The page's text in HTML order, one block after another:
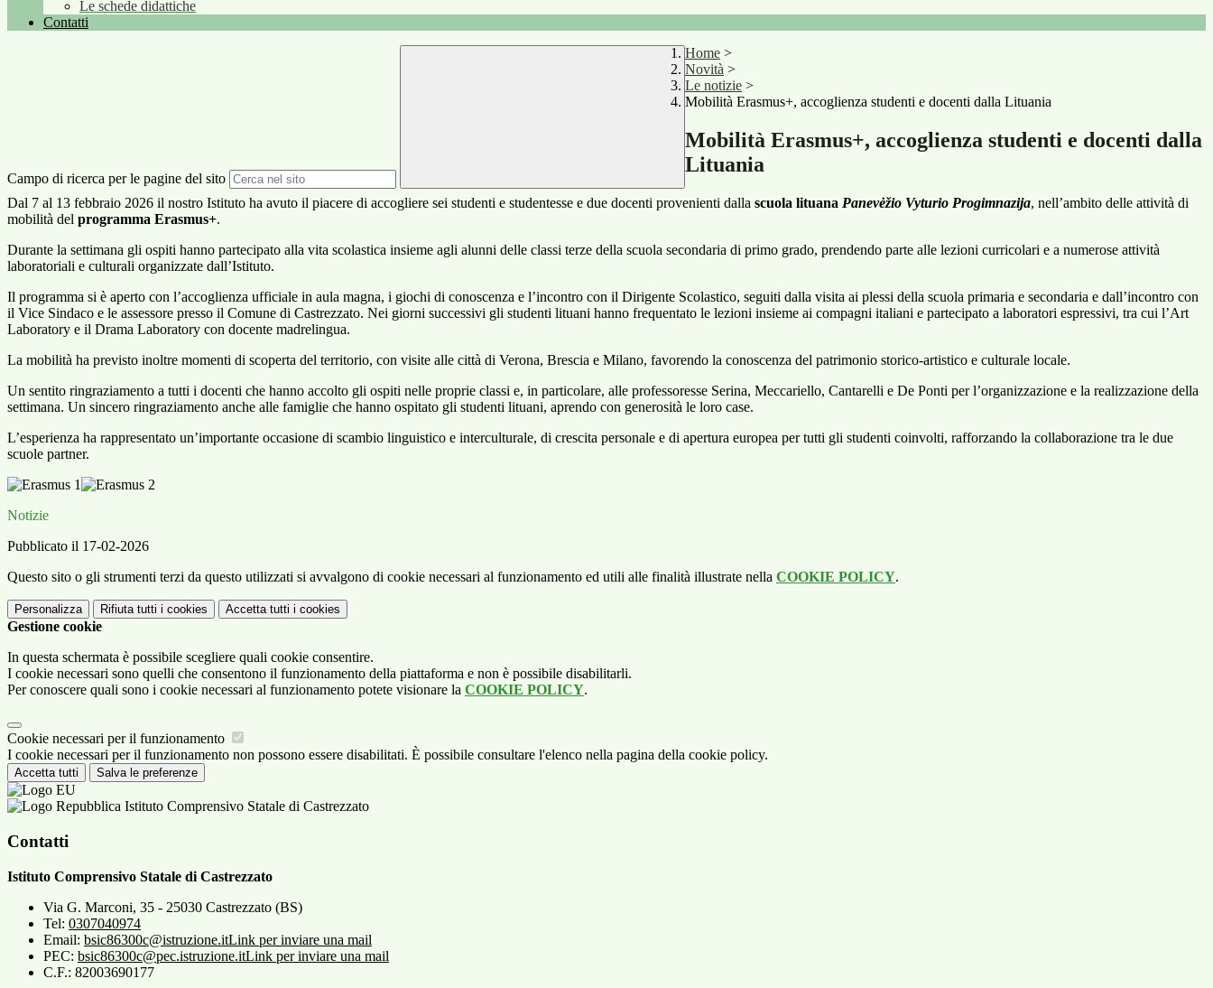
Le schede didattiche
Contatti
Campo di ricerca per le pagine del sito
Home >
Novità >
Le notizie >
Mobilità Erasmus+, accoglienza studenti e docenti dalla Lituania
Mobilità Erasmus+, accoglienza studenti e docenti dalla
Lituania
Dal 7 al 13 febbraio 2026 il nostro Istituto ha avuto il piacere di accogliere sei studenti e studentesse e due docenti provenienti dalla scuola lituana Panevėžio Vyturio Progimnazija, nell’ambito delle attività di
mobilità del programma Erasmus+.
Durante la settimana gli ospiti hanno partecipato alla vita scolastica insieme agli alunni delle classi terze della scuola secondaria di primo grado, prendendo parte alle lezioni curricolari e a numerose attività
laboratoriali e culturali organizzate dall’Istituto.
Il programma si è aperto con l’accoglienza ufficiale in aula magna, i giochi di conoscenza e l’incontro con il Dirigente Scolastico, seguiti dalla visita ai plessi della scuola primaria e secondaria e dall’incontro con
il Vice Sindaco e le assessore presso il Comune di Castrezzato. Nei giorni successivi gli studenti lituani hanno frequentato le lezioni insieme ai compagni italiani e partecipato a laboratori espressivi, tra cui l’Art
Laboratory e il Drama Laboratory con docente madrelingua.
La mobilità ha previsto inoltre momenti di scoperta del territorio, con visite alle città di Verona, Brescia e Milano, favorendo la conoscenza del patrimonio storico-artistico e culturale locale.
Un sentito ringraziamento a tutti i docenti che hanno accolto gli ospiti nelle proprie classi e, in particolare, alle professoresse Serina, Meccariello, Cantarelli e De Ponti per l’organizzazione e la realizzazione della
settimana. Un sincero ringraziamento anche alle famiglie che hanno ospitato gli studenti lituani, aprendo con generosità le loro case.
L’esperienza ha rappresentato un’importante occasione di scambio linguistico e interculturale, di crescita personale e di apertura europea per tutti gli studenti coinvolti, rafforzando la collaborazione tra le due
scuole partner.
Notizie
Pubblicato il 17-02-2026
Questo sito o gli strumenti terzi da questo utilizzati si avvalgono di cookie necessari al funzionamento ed utili alle finalità illustrate nella COOKIE POLICY.
Personalizza Rifiuta tutti i cookies Accetta tutti i cookies
Gestione cookie
In questa schermata è possibile scegliere quali cookie consentire.
I cookie necessari sono quelli che consentono il funzionamento della piattaforma e non è possibile disabilitarli.
Per conoscere quali sono i cookie necessari al funzionamento potete visionare la COOKIE POLICY.
Cookie necessari per il funzionamento
I cookie necessari per il funzionamento non possono essere disabilitati. È possibile consultare l'elenco nella pagina della cookie policy.
Accetta tutti Salva le preferenze
Istituto Comprensivo Statale di Castrezzato
Contatti
Istituto Comprensivo Statale di Castrezzato
Via G. Marconi, 35 - 25030 Castrezzato (BS)
Tel: 0307040974
Email: bsic86300c@istruzione.itLink per inviare una mail
PEC: bsic86300c@pec.istruzione.itLink per inviare una mail
C.F.: 82003690177